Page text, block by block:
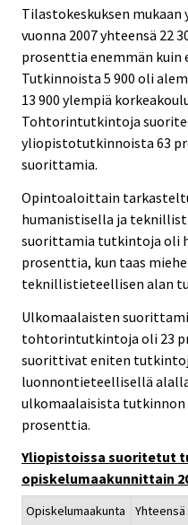
Tilastokeskuksen
vuonna 2007 yhteensä 22
prosenttia enemmän kuin
Tutkinnoista 5 900 oli
13 900 ylempiä
Tohtorintutkintoja
yliopistotutkinnoista 63
suorittamia.
Opintoaloittain
humanistisella ja
suorittamia tutkintoja oli
prosenttia, kun taas
teknillistieteellisen alan
Ulkomaalaisten
tohtorintutkintoja oli 23
suorittivat eniten
luonnontieteellisellä
ulkomaalaisista
prosenttia.
Yliopistoissa suoritetut
opiskelumaakunnittain
Opiskelumaakunta Yhteensä